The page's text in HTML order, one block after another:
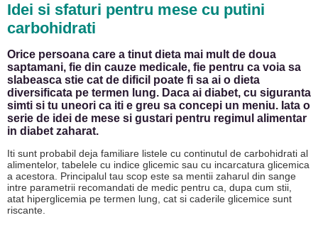
Idei si sfaturi pentru mese cu putini
carbohidrati
Orice persoana care a tinut dieta mai mult de doua
saptamani, fie din cauze medicale, fie pentru ca voia sa
slabeasca stie cat de dificil poate fi sa ai o dieta
diversificata pe termen lung. Daca ai diabet, cu siguranta
simti si tu uneori ca iti e greu sa concepi un meniu. Iata o
serie de idei de mese si gustari pentru regimul alimentar
in diabet zaharat.
Iti sunt probabil deja familiare listele cu continutul de carbohidrati al
alimentelor, tabelele cu indice glicemic sau cu incarcatura glicemica
a acestora. Principalul tau scop este sa mentii zaharul din sange
intre parametrii recomandati de medic pentru ca, dupa cum stii,
atat hiperglicemia pe termen lung, cat si caderile glicemice sunt
riscante.